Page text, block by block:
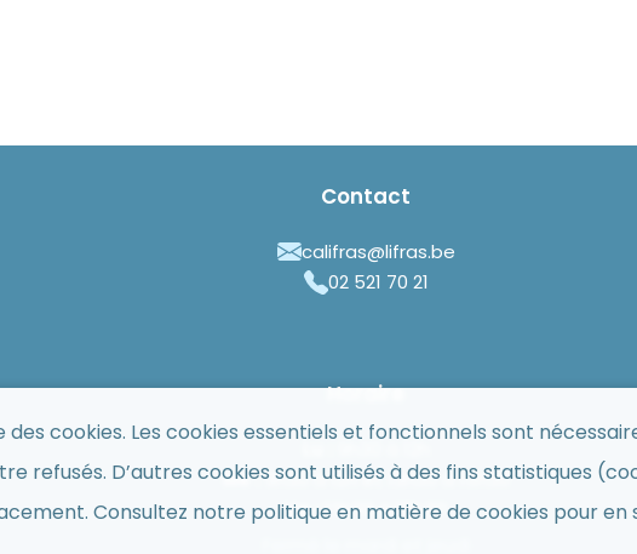
cookies. Les cookies essentiels et fonctionnels sont
refusés. D’autres cookies sont utilisés à des fins statistiques
Consultez notre politique en matière de cookies pour en
Contact
califras@lifras.be
02 521 70 21
Horaire
Me :9h30 à 12h et 13h30 à 15h30
Ve :13h30 à 15h30